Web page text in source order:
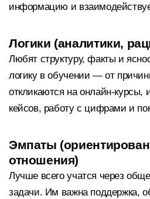
информацию и
Логики (аналитики,
Любят структуру, факты и
логику в обучении — от
откликаются на онлайн-курсы,
кейсов, работу с цифрами и
Эмпаты
отношения)
Лучше всего учатся через
задачи. Им важна поддержка,